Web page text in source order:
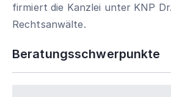
firmiert die Kanzlei unter KNP
Rechtsanwälte.
Beratungsschwerpunkte